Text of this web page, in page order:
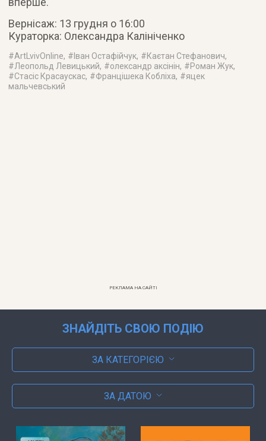
Вернісаж: 13 грудня о 16:00
Кураторка: Олександра Калініченко
#ArtLvivOnline, #Іван Остафійчук, #Каєтан Стефанович,
#Леопольд Левицький, #олександр аксінін, #Роман Жук,
#Стасіс Красаускас, #Францішека Кобліха, #яцек
мальчевський
РЕКЛАМА НА САЙТІ
ЗНАЙДІТЬ СВОЮ ПОДІЮ
ЗА КАТЕГОРІЄЮ
ЗА ДАТОЮ